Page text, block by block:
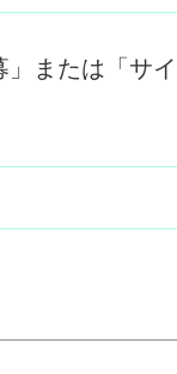
または「サ